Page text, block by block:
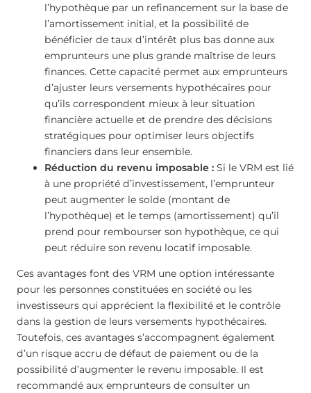
l’hypothèque par un refinancement sur la base de
l’amortissement initial, et la possibilité de
bénéficier de taux d’intérêt plus bas donne aux
emprunteurs une plus grande maîtrise de leurs
finances. Cette capacité permet aux emprunteurs
d’ajuster leurs versements hypothécaires pour
qu’ils correspondent mieux à leur situation
financière actuelle et de prendre des décisions
stratégiques pour optimiser leurs objectifs
financiers dans leur ensemble.
Réduction du revenu imposable : Si le VRM est lié
à une propriété d’investissement, l’emprunteur
peut augmenter le solde (montant de
l’hypothèque) et le temps (amortissement) qu’il
prend pour rembourser son hypothèque, ce qui
peut réduire son revenu locatif imposable.
Ces avantages font des VRM une option intéressante
pour les personnes constituées en société ou les
investisseurs qui apprécient la flexibilité et le contrôle
dans la gestion de leurs versements hypothécaires.
Toutefois, ces avantages s’accompagnent également
d’un risque accru de défaut de paiement ou de la
possibilité d’augmenter le revenu imposable. Il est
recommandé aux emprunteurs de consulter un